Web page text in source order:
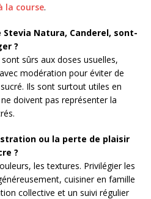
la course.
Natura, Canderel, sont-
?
sûrs aux doses usuelles,
avec modération pour éviter de
Ils sont surtout utiles en
doivent pas représenter la
ou la perte de plaisir
?
les textures. Privilégier les
cuisiner en famille
collective et un suivi régulier